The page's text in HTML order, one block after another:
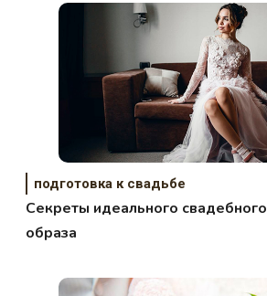
подготовка к свадьбе
Секреты идеального свадебного
образа